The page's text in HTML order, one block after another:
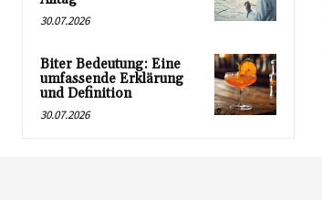
30.07.2026
Biter Bedeutung: Eine
umfassende Erklärung
und Definition
30.07.2026